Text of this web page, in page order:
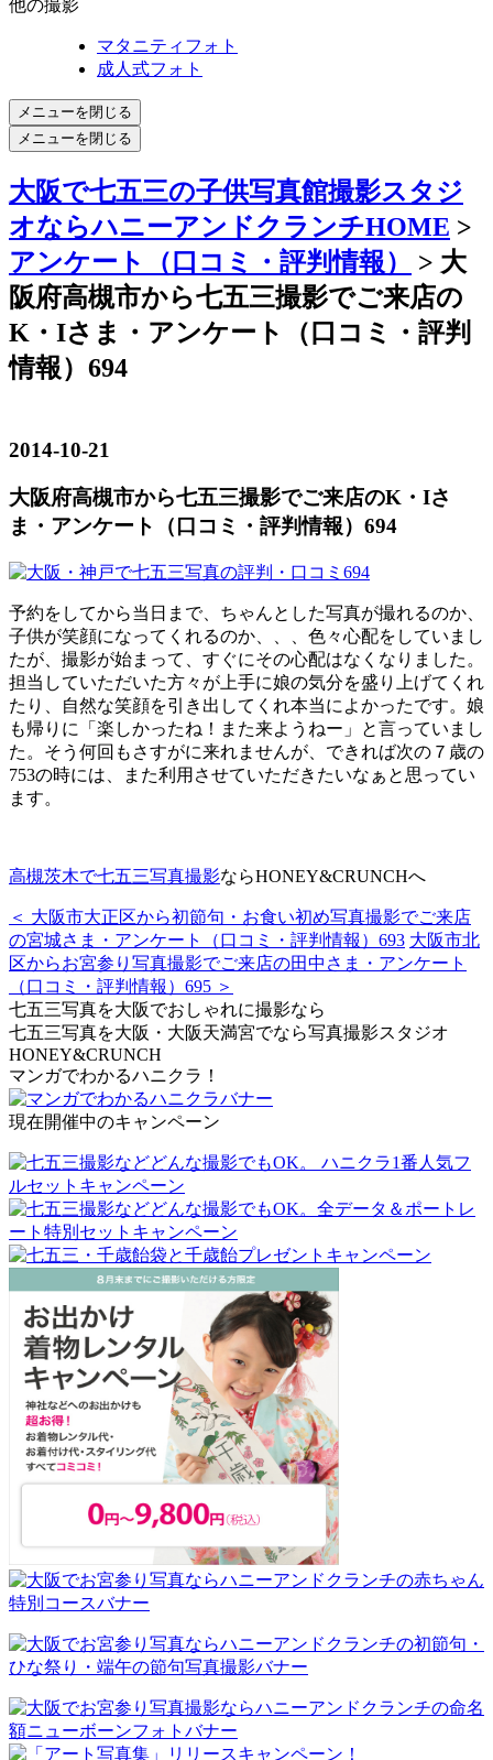
他の撮影
マタニティフォト
成人式フォト
メニューを閉じる
メニューを閉じる
大阪で七五三の子供写真館撮影スタジ
オならハニーアンドクランチHOME >
アンケート（口コミ・評判情報）
> 大
阪府高槻市から七五三撮影でご来店の
K・Iさま・アンケート（口コミ・評判
情報）694
2014-10-21
大阪府高槻市から七五三撮影でご来店のK・Iさ
ま・アンケート（口コミ・評判情報）694
予約をしてから当日まで、ちゃんとした写真が撮れるのか、
子供が笑顔になってくれるのか、、、色々心配をしていまし
たが、撮影が始まって、すぐにその心配はなくなりました。
担当していただいた方々が上手に娘の気分を盛り上げてくれ
たり、自然な笑顔を引き出してくれ本当によかったです。娘
も帰りに「楽しかったね！また来ようねー」と言っていまし
た。そう何回もさすがに来れませんが、できれば次の７歳の
753の時には、また利用させていただきたいなぁと思ってい
ます。
高槻茨木で七五三写真撮影ならHONEY&CRUNCHへ
＜ 大阪市大正区から初節句・お食い初め写真撮影でご来店
の宮城さま・アンケート（口コミ・評判情報）693 大阪市北
区からお宮参り写真撮影でご来店の田中さま・アンケート
（口コミ・評判情報）695 ＞
七五三写真を大阪でおしゃれに撮影なら
七五三写真を大阪・大阪天満宮でなら写真撮影スタジオ
HONEY&CRUNCH
マンガでわかるハニクラ！
現在開催中のキャンペーン